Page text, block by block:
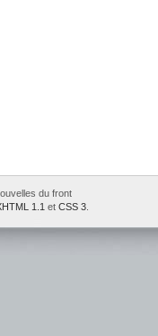
du front
1.1 et CSS 3